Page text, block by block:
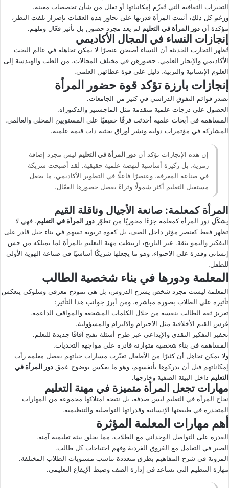
التحيزات الثقافية التي تُقزّم إمكانياتها أو تقلل من شأن تخصصات معينة.
ورغم كل ذلك، أثبتت المرأة قدرتها على تجاوز هذه العقبات بإصرار يلفت النظر،
مؤكدة أن دور المرأة في التعليم لم يعد مجرد حضور, بل تأثير فعّال وملهم.
إنجازات النساء في المجال الأكاديمي
تُظهر التجارب الحديثة أن النساء أصبحن عنصرًا لا يمكن تجاهله في عالم البحث
الأكاديمي والإنجاز العلمي. حضورهن في مختلف المجالات، من الطب والهندسة إلى
العلوم الإنسانية والتربية، دليل على قوة عطائهن العلمي.
إنجازات بارزة تؤكد قوة حضور المرأة
تصدر قوائم التفوق الدراسي في كثير من الجامعات.
الحصول على درجات علمية متقدمة مثل الماجستير والدكتوراه.
المساهمة في أبحاث علمية أحدثت فرقًا حقيقيًا على المستويين المحلي والعالمي.
المشاركة في مؤتمرات دولية ونشر أوراق بحثية ذات قيمة علمية.
إن هذه الإنجازات تؤكد أن دور المرأة في التعليم ليس مجرد إضافة
رمزية، بل ركيزة أساسية لنهضة علمية حقيقية. لقد أصبحت شريكة
في صناعة المعرفة، وعنصرًا فاعلًا في التطوير الأكاديمي، ما يجعل
مستقبل التعليم أكثر شمولًا وثراءً بفضل حضورها الفعّال.
المرأة كمعلمة: صانعة الأجيال وناقلة القيم
يشكّل دور المرأة كمعلمة جزءًا محوريًا من تطوّر دور المرأة في التعليم، فهي لا
تظهر فقط كعنصر مؤثر داخل الصف، بل كقوة تربوية تسهم في بناء جيل قادر على
التفكير والنمو بثقة. عبر التاريخ، ارتبطت مهنة التعليم بالمرأة لما تمتلكه من حس
إنساني وقدرة على الاحتواء، وهو ما يجعلها شريكًا أساسيًا في صناعة الهوية الأولى
للطفل.
المعلمة ودورها في بناء شخصية الطالب
المعلمة ليست مجرد شخص يشرح الدروس، بل هي نموذج معرفي وسلوكي ينعكس
تأثيره على الطلاب بصورة مباشرة. ومن أبرز جوانب هذا التأثير:
تعزيز ثقة الطالب بنفسه من خلال الكلمات المشجعة والمواقف الداعمة.
غرس القيم الأخلاقية مثل الاحترام والالتزام والمسؤولية.
تحفيز التفكير النقدي والإبداعي عبر طرح أسئلة تفتح آفاقًا جديدة للتعلم.
المساهمة في بناء شخصية متوازنة قادرة على مواجهة التحديات.
ولا يمكن تجاهل أن كثيرًا من الأطفال تغيّرت مسارات حياتهم بفضل معلمة رأت
إمكاناتهم قبل أن يدركوها بأنفسهم، وهو ما يعكس بوضوح عمق دور المرأة في
التعليم داخل البيئة الصفية وخارجها.
مهارات تجعل المرأة متميزة في مهنة التعليم
نجاح المرأة في التعليم ليس صدفة، بل نتيجة امتلاكها مجموعة من المهارات
المتجذرة في طبيعتها الإنسانية وقدراتها التواصلية والتنظيمية.
أهم مهارات المعلمة المؤثرة
القدرة على التواصل الوجداني مع الطلاب، مما يخلق بيئة تعليمية آمنة.
الصبر في التعامل مع الفروق الفردية وفهم احتياجات كل طالب.
المرونة في شرح المفاهيم بطرق متعددة تناسب مستويات الطلاب المختلفة.
مهارة التنظيم التي تساعد في إدارة الصف وضبط الإيقاع التعليمي.